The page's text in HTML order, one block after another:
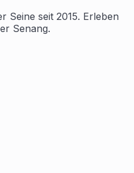
Seine seit 2015. Erleben
Senang.